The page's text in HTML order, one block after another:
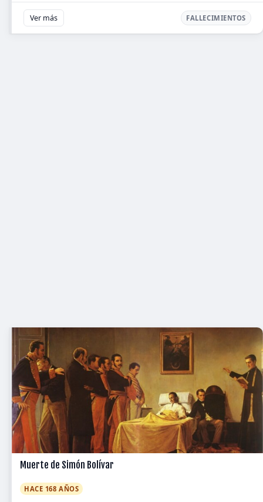
Ver más FALLECIMIENTOS
Muerte de Simón Bolívar
HACE 168 AÑOS